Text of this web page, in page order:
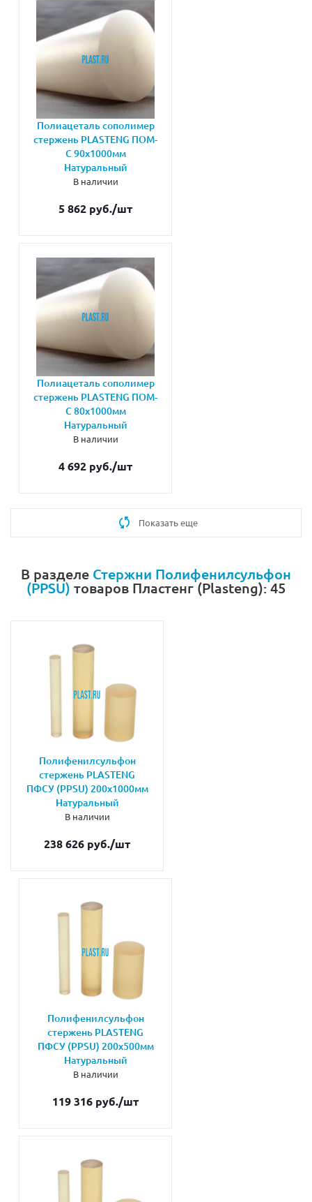
Полиацеталь сополимер
стержень PLASTENG ПОМ-
С 90х1000мм
Натуральный
В наличии
5 862 руб./шт
Полиацеталь сополимер
стержень PLASTENG ПОМ-
С 80х1000мм
Натуральный
В наличии
4 692 руб./шт
Показать еще
В разделе Стержни Полифенилсульфон
(PPSU) товаров Пластенг (Plasteng): 45
Полифенилсульфон
стержень PLASTENG
ПФСУ (PPSU) 200х1000мм
Натуральный
В наличии
238 626 руб./шт
Полифенилсульфон
стержень PLASTENG
ПФСУ (PPSU) 200х500мм
Натуральный
В наличии
119 316 руб./шт